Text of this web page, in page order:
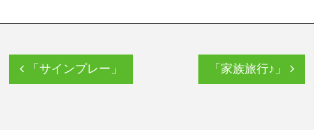
「家族旅行♪」
「サインプレー」